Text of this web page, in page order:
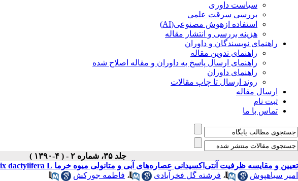
سیاست داوری
بررسی سرقت علمی
استفاده ازهوش مصنوعی(AI)
هزینه بررسی و انتشار مقاله
راهنمای نویسندگان و داوران
راهنمای تدوین مقاله
راهنمای ارسال پاسخ به داوران و مقاله اصلاح شده
راهنمای داوران
روند ارسال تا چاپ مقالات
ارسال مقاله
ثبت نام
تماس با ما
جلد ۳۵، شماره ۲ - ( ۴-۱۳۹۰ )
تعیین و مقایسه ظرفیت آنتی‌اکسیدانی عصاره‌های آبی و متانولی میوه خرما Phoenix dactylifera L. واریته دیری آبادان
امیر سیاهپوش
، فرشته گل فخرآبادی ، فاطمه جورکش